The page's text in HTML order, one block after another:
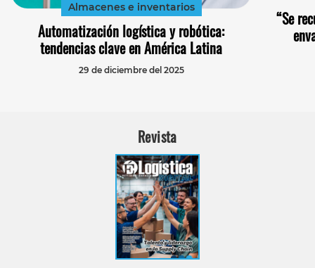
Almacenes e inventarios
Automatización logística y robótica:
tendencias clave en América Latina
29 de diciembre del 2025
“Se
Revista